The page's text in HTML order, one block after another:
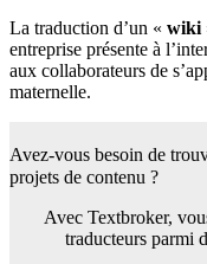
La traduction d’un « wiki
entreprise présente à
aux collaborateurs de
maternelle.
Avez-vous besoin de
projets de contenu ?
Avec Textbroker,
traducteurs parmi